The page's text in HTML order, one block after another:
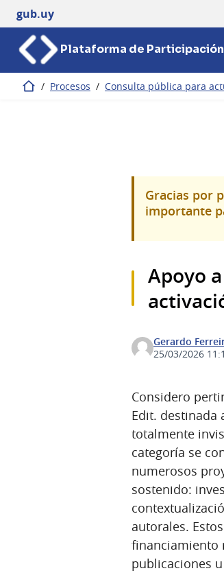
gub.uy
Plataforma de
Inicio / Procesos / Consulta pública para
Gracias por
importante
Apoyo
Gerardo
25/03/2026
Considero
Edit.
totalmente
categoría se
numerosos
sostenido:
autorales.
financiamiento
publicaciones